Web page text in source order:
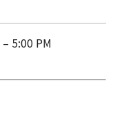
– 5:00 PM